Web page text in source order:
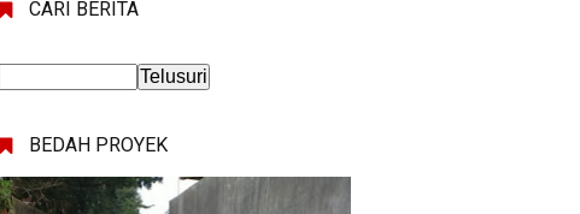
CARI BERITA
BEDAH PROYEK